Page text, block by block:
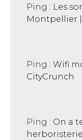
Ping : Les
Montpellier
Ping : Wifi
CityCrunch
Ping : On a